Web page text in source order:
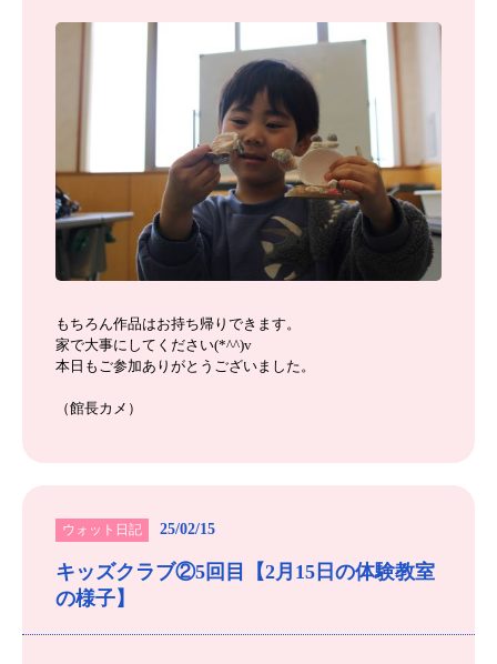
もちろん作品はお持ち帰りできます。
家で大事にしてください(*^^)v
本日もご参加ありがとうございました。
（館長カメ）
ウォット日記 25/02/15
キッズクラブ②5回目【2月15日の体験教室
の様子】